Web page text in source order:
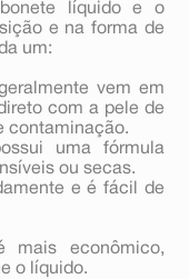
líquido e o
e na forma de
um:
vem em
com a pele de
contaminação.
uma fórmula
ou secas.
e é fácil de
mais econômico,
o líquido.